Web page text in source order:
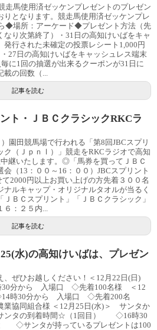
走馬使用済ゼッケンプレゼントのプレゼン
りとなります。競走馬使用済ゼッケンプレ
◆場所：アーケード◆プレゼント方法（先
り次第終了）・31日の高知けいばをキャ
発行された未確定の投票レシート1,000円
27日の高知けいばをキャッシュレス端末
に1回の抽選が出来るクーポンが31日に
の回数（...
記事を読む
ト・ＪＢＣクラシックRKCラ
園田競馬場で行われる「第8回JBCスプリ
ク（ＪｐｎⅠ）」競走をRKCラジオで高知
継いたします。◎「馬券を買ってＪＢＣ
（13：００～16：００）JBCスプリント
2000円以上お買い上げの方先着３００名
ルキャップ・オリジナルタオルが当るく
ＢＣスプリント」「ＪＢＣクラシック」
：２５内...
記事を読む
水)の高知けいばは、プレゼン
ぜひお越しください！＜12月22日(日)
分から 入場口 ◇先着100名様 ＜12
時30分から 入場口 ◇先着200名
同組合様 ＜12月25日(水)＞ サンタか
ンタの到着時間☆（1回目） ◇16時30
◇サンタが持っているプレゼントは100